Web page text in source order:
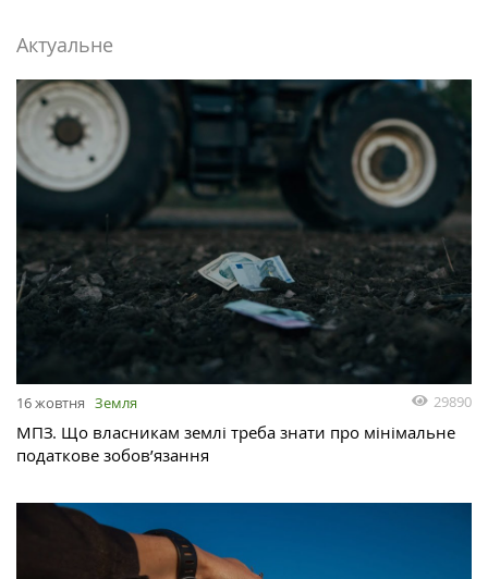
Актуальне
16 жовтня Земля 29890
МПЗ. Що власникам землі треба знати про мінімальне
податкове зобов’язання